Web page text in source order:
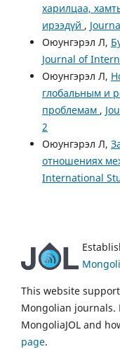
харилцаа,
ирээдүй ,
Оюунгэрэл Л,
Journal of
Оюунгэрэл Л,
глобальным и
проблемам ,
2
Оюунгэрэл Л,
отношениях
International
This website
Mongolian journals.
MongoliaJOL and
page.